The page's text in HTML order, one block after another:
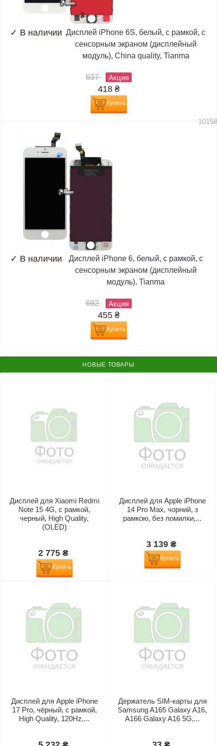
✓ В наличии Дисплей iPhone 6S, белый, с рамкой, с
сенсорным экраном (дисплейный
модуль), China quality, Tianma
637 Акция
418 ₴
Купить
✓ В наличии
Дисплей iPhone 6, белый, с рамкой, с
сенсорным экраном (дисплейный
модуль), Tianma
682 Акция
455 ₴
Купить
НОВЫЕ ТОВАРЫ
Дисплей для Xiaomi Redmi
Note 15 4G, с рамкой,
черный, High Quality,
(OLED)
2 775 ₴
Купить
Дисплей для Apple iPhone
14 Pro Max, чорний, з
рамкою, без помилки,...
3 139 ₴
Купить
Дисплей для Apple iPhone
17 Pro, чёрный, с рамкой,
High Quality, 120Hz,...
Держатель SIM-карты для
Samsung A165 Galaxy A16,
A166 Galaxy A16 5G,...